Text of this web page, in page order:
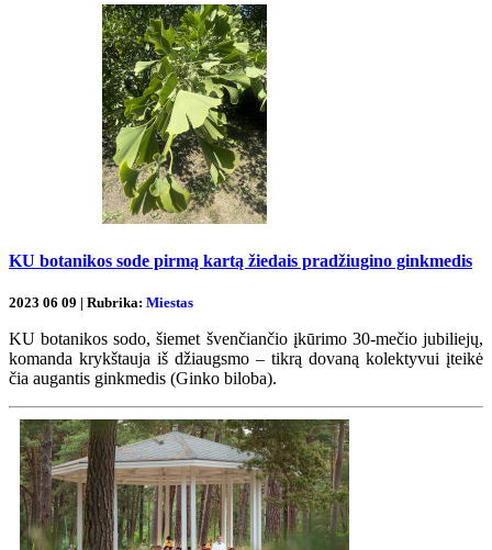
KU botanikos sode pirmą kartą žiedais pradžiugino ginkmedis
2023 06 09 | Rubrika: Miestas
KU botanikos sodo, šiemet švenčiančio įkūrimo 30-mečio jubiliejų,
komanda krykštauja iš džiaugsmo – tikrą dovaną kolektyvui įteikė
čia augantis ginkmedis (Ginko biloba).